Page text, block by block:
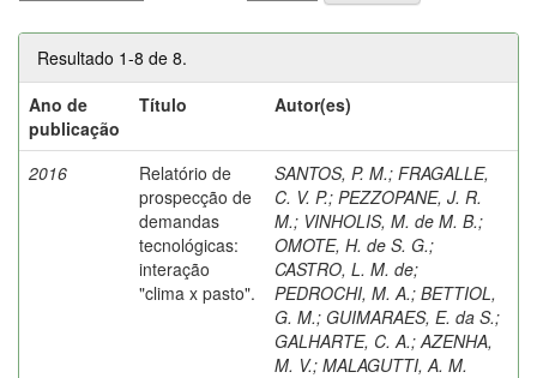
Resultado 1-8 de 8.
Ano de
publicação
Título Autor(es)
2016
Relatório de
prospecção de
demandas
tecnológicas:
interação
"clima x pasto".
SANTOS, P. M.; FRAGALLE,
C. V. P.; PEZZOPANE, J. R.
M.; VINHOLIS, M. de M. B.;
OMOTE, H. de S. G.;
CASTRO, L. M. de;
PEDROCHI, M. A.; BETTIOL,
G. M.; GUIMARAES, E. da S.;
GALHARTE, C. A.; AZENHA,
M. V.; MALAGUTTI, A. M.